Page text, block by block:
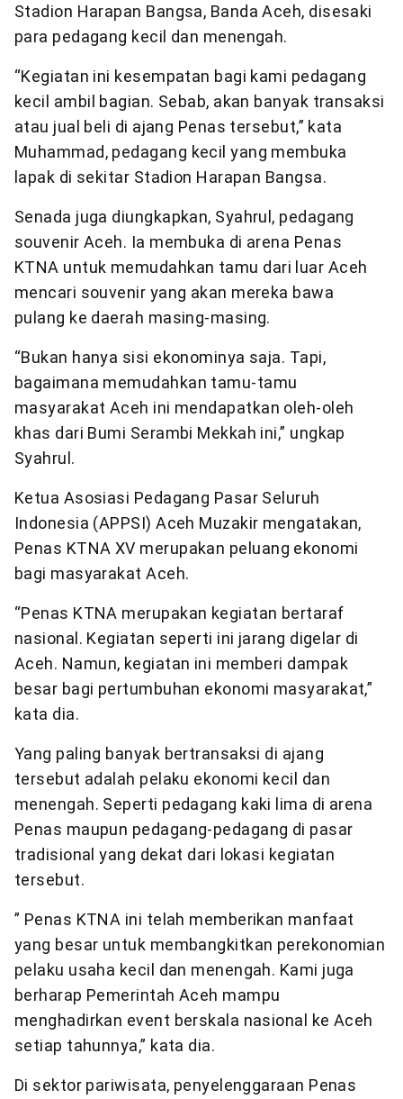
Stadion Harapan Bangsa, Banda Aceh, disesaki
para pedagang kecil dan menengah.
“Kegiatan ini kesempatan bagi kami pedagang
kecil ambil bagian. Sebab, akan banyak transaksi
atau jual beli di ajang Penas tersebut,” kata
Muhammad, pedagang kecil yang membuka
lapak di sekitar Stadion Harapan Bangsa.
Senada juga diungkapkan, Syahrul, pedagang
souvenir Aceh. Ia membuka di arena Penas
KTNA untuk memudahkan tamu dari luar Aceh
mencari souvenir yang akan mereka bawa
pulang ke daerah masing-masing.
“Bukan hanya sisi ekonominya saja. Tapi,
bagaimana memudahkan tamu-tamu
masyarakat Aceh ini mendapatkan oleh-oleh
khas dari Bumi Serambi Mekkah ini,” ungkap
Syahrul.
Ketua Asosiasi Pedagang Pasar Seluruh
Indonesia (APPSI) Aceh Muzakir mengatakan,
Penas KTNA XV merupakan peluang ekonomi
bagi masyarakat Aceh.
“Penas KTNA merupakan kegiatan bertaraf
nasional. Kegiatan seperti ini jarang digelar di
Aceh. Namun, kegiatan ini memberi dampak
besar bagi pertumbuhan ekonomi masyarakat,”
kata dia.
Yang paling banyak bertransaksi di ajang
tersebut adalah pelaku ekonomi kecil dan
menengah. Seperti pedagang kaki lima di arena
Penas maupun pedagang-pedagang di pasar
tradisional yang dekat dari lokasi kegiatan
tersebut.
” Penas KTNA ini telah memberikan manfaat
yang besar untuk membangkitkan perekonomian
pelaku usaha kecil dan menengah. Kami juga
berharap Pemerintah Aceh mampu
menghadirkan event berskala nasional ke Aceh
setiap tahunnya,” kata dia.
Di sektor pariwisata, penyelenggaraan Penas